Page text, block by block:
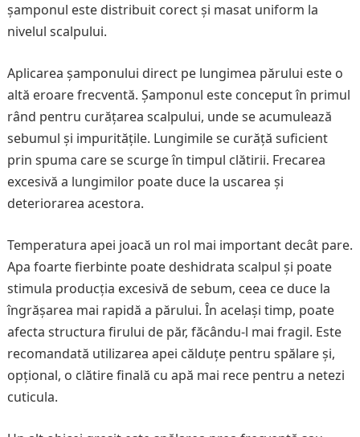
șamponul este distribuit corect și masat uniform la
nivelul scalpului.
Aplicarea șamponului direct pe lungimea părului este o
altă eroare frecventă. Șamponul este conceput în primul
rând pentru curățarea scalpului, unde se acumulează
sebumul și impuritățile. Lungimile se curăță suficient
prin spuma care se scurge în timpul clătirii. Frecarea
excesivă a lungimilor poate duce la uscarea și
deteriorarea acestora.
Temperatura apei joacă un rol mai important decât pare.
Apa foarte fierbinte poate deshidrata scalpul și poate
stimula producția excesivă de sebum, ceea ce duce la
îngrășarea mai rapidă a părului. În același timp, poate
afecta structura firului de păr, făcându-l mai fragil. Este
recomandată utilizarea apei călduțe pentru spălare și,
opțional, o clătire finală cu apă mai rece pentru a netezi
cuticula.